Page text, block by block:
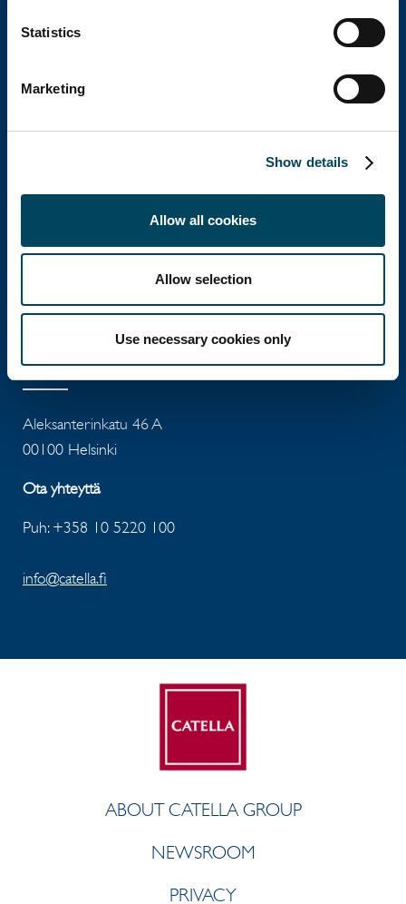
Statistics
Marketing
Show details
Allow all cookies
Allow selection
Use necessary cookies only
Catella Property Oy
Puh: +358 10 5220 100
Catella Asset Management Oy
Aleksanterinkatu 46 A
00100 Helsinki
Ota yhteyttä
Puh: +358 10 5220 100
info@catella.fi
ABOUT CATELLA GROUP
NEWSROOM
PRIVACY